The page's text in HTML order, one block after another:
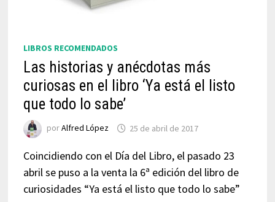
LIBROS RECOMENDADOS
Las historias y anécdotas más
curiosas en el libro ‘Ya está el listo
que todo lo sabe’
porAlfred López 25 de abril de 2017
Coincidiendo con el Día del Libro, el pasado 23
abril se puso a la venta la 6ª edición del libro de
curiosidades “Ya está el listo que todo lo sabe”